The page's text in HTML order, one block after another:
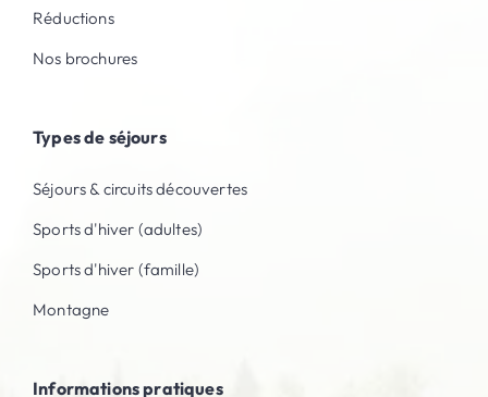
Réductions
Nos brochures
Types de séjours
Séjours & circuits découvertes
Sports d'hiver (adultes)
Sports d'hiver (famille)
Montagne
Informations pratiques